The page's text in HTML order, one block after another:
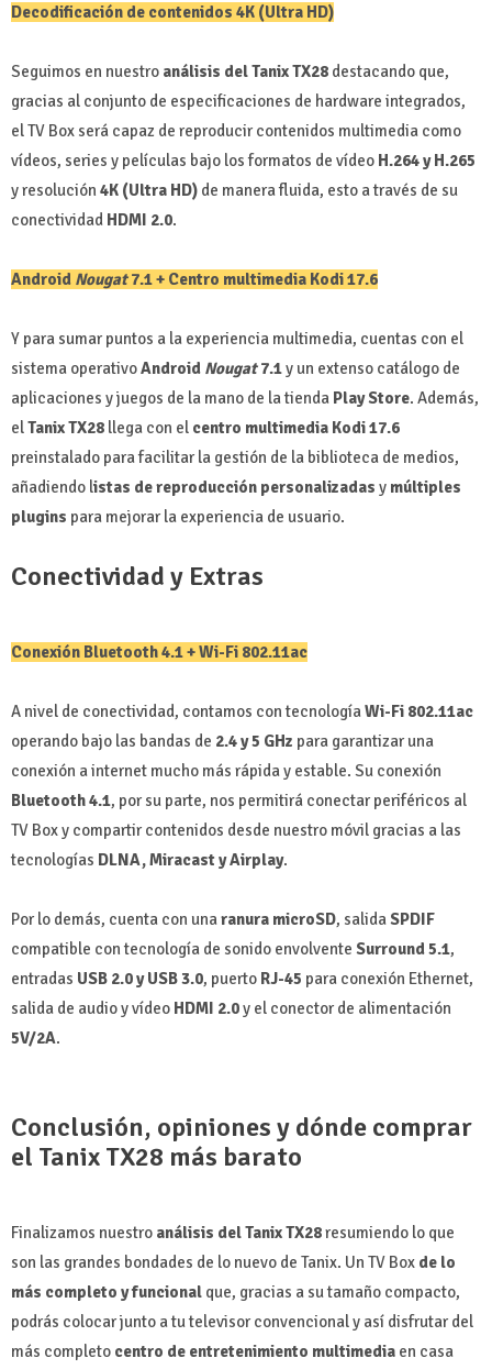
Decodificación de contenidos 4K (Ultra HD)
Seguimos en nuestro análisis del Tanix TX28 destacando que,
gracias al conjunto de especificaciones de hardware integrados,
el TV Box será capaz de reproducir contenidos multimedia como
vídeos, series y películas bajo los formatos de vídeo H.264 y H.265
y resolución 4K (Ultra HD) de manera fluida, esto a través de su
conectividad HDMI 2.0.
Android Nougat7.1 + Centro multimedia Kodi 17.6
Y para sumar puntos a la experiencia multimedia, cuentas con el
sistema operativoAndroid Nougat7.1y un extenso catálogo de
aplicaciones y juegos de la mano de la tienda Play Store. Además,
elTanix TX28 llega con el centro multimedia Kodi 17.6
preinstalado para facilitar la gestión de la biblioteca de medios,
añadiendo listas de reproducción personalizadas y múltiples
plugins para mejorar la experiencia de usuario.
Conectividad y Extras
Conexión Bluetooth 4.1 + Wi-Fi 802.11ac
A nivel de conectividad, contamos con tecnologíaWi-Fi 802.11ac
operando bajo las bandas de 2.4 y 5 GHz para garantizar una
conexión a internet mucho más rápida y estable. Su conexión
Bluetooth 4.1, por su parte, nos permitirá conectar periféricos al
TV Box y compartir contenidos desde nuestro móvil gracias a las
tecnologías DLNA, Miracast y Airplay.
Por lo demás, cuenta con unaranura microSD, salidaSPDIF
compatible con tecnología de sonido envolvente Surround 5.1,
entradas USB 2.0 y USB 3.0, puerto RJ-45 para conexión Ethernet,
salida de audio y vídeo HDMI 2.0y el conector de alimentación
5V/2A.
Conclusión, opiniones y dónde comprar
el Tanix TX28 más barato
Finalizamos nuestro análisis del Tanix TX28resumiendo lo que
son las grandes bondades de lo nuevo de Tanix. Un TV Box de lo
más completo y funcional que, gracias a su tamaño compacto,
podrás colocar junto a tu televisor convencional y así disfrutar del
más completo centro de entretenimiento multimedia en casa